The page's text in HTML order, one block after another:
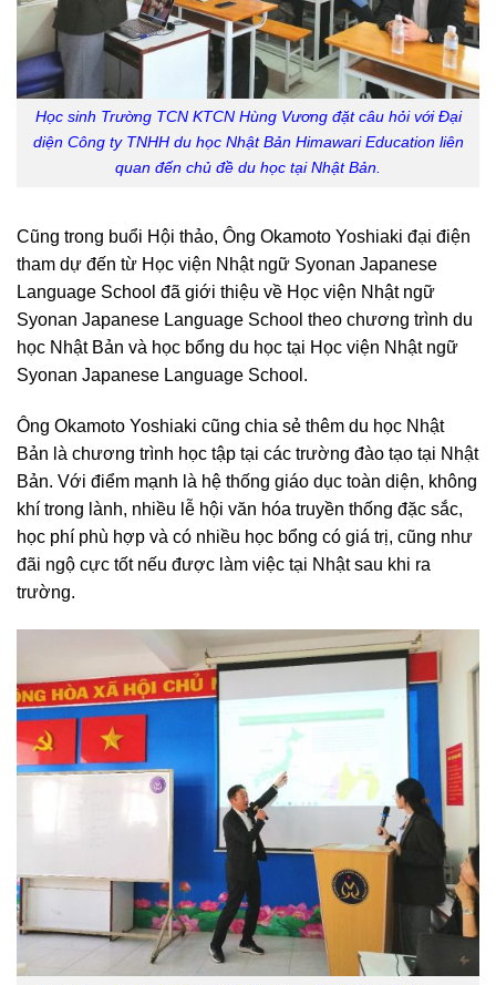
Học sinh Trường TCN KTCN Hùng Vương đặt câu hỏi với Đại
diện Công ty TNHH du học Nhật Bản Himawari Education liên
quan đến chủ đề du học tại Nhật Bản.
Cũng trong buổi Hội thảo, Ông Okamoto Yoshiaki đại điện
tham dự đến từ Học viện Nhật ngữ Syonan Japanese
Language School đã giới thiệu về Học viện Nhật ngữ
Syonan Japanese Language School theo chương trình du
học Nhật Bản và học bổng du học tại Học viện Nhật ngữ
Syonan Japanese Language School.
Ông Okamoto Yoshiaki cũng chia sẻ thêm du học Nhật
Bản là chương trình học tập tại các trường đào tạo tại Nhật
Bản. Với điểm mạnh là hệ thống giáo dục toàn diện, không
khí trong lành, nhiều lễ hội văn hóa truyền thống đặc sắc,
học phí phù hợp và có nhiều học bổng có giá trị, cũng như
đãi ngộ cực tốt nếu được làm việc tại Nhật sau khi ra
trường.